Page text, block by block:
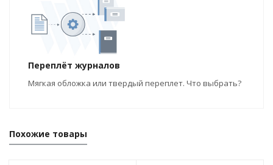
Переплёт журналов
Мягкая обложка или твердый переплет. Что выбрать?
Похожие товары